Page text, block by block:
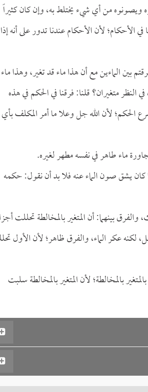
ويصونوه من أي شيء يختلط به، وإن كان كثيراً
لأن الأحكام عندنا تدور على أنه إذا
بين الماءين مع أن هذا ماء قد تغير، وهذا
النظر متغيران؟ قلنا: فرقنا في الحكم في هذه
الحكم؛ لأن الله جل وعلا ما أمر المكلف بأي
ماء طاهر في نفسه مطهر لغيره.
كان يشق صون الماء عنه فلا بد أن نقول: حكمه
والفرق بينهما: أن المتغير بالمخالطة تحللت
لكنه عكر الماء، والفرق ظاهر؛ لأن الأول
بالمخالطة؛ لأن المتغير بالمخالطة سلبت